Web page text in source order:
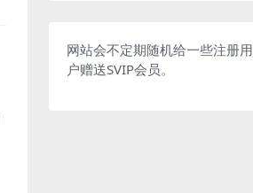
网站会不定期随机给一些注册用
户赠送SVIP会员。